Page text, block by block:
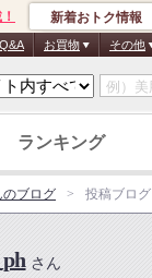
新着おトク情報
Q&A お買物 その他
ランキング
のブログ 投稿ブログ
さん